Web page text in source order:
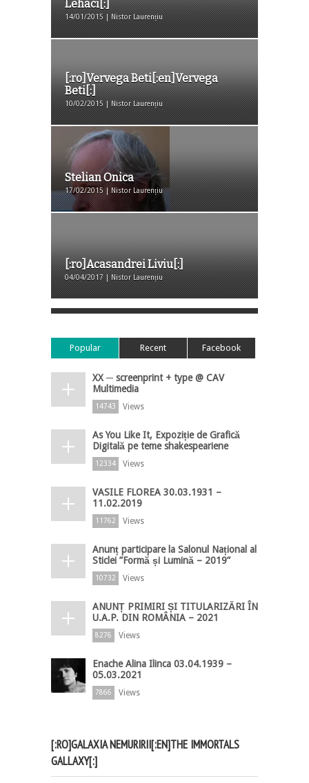
Lehaci[:]
14/01/2015 | Nistor Laurențiu
[:ro]Vervega Beti[:en]Vervega
Beti[:]
10/02/2015 | Nistor Laurențiu
Stelian Onica
17/02/2015 | Nistor Laurențiu
[:ro]Acasandrei Liviu[:]
04/04/2017 | Nistor Laurențiu
Popular Recent Facebook
XX ─ screenprint + type @ CAV
Multimedia
14743 Views
As You Like It, Expoziție de Grafică
Digitală pe teme shakespeariene
12334 Views
VASILE FLOREA 30.03.1931 –
11.02.2019
11762 Views
Anunț participare la Salonul Național al
Sticlei ”Formă și Lumină – 2019”
10732 Views
ANUNȚ PRIMIRI ȘI TITULARIZĂRI ÎN
U.A.P. DIN ROMÂNIA – 2021
8276 Views
Enache Alina Ilinca 03.04.1939 –
05.03.2021
7866 Views
[:RO]GALAXIA NEMURIRII[:EN]THE IMMORTALS
GALLAXY[:]